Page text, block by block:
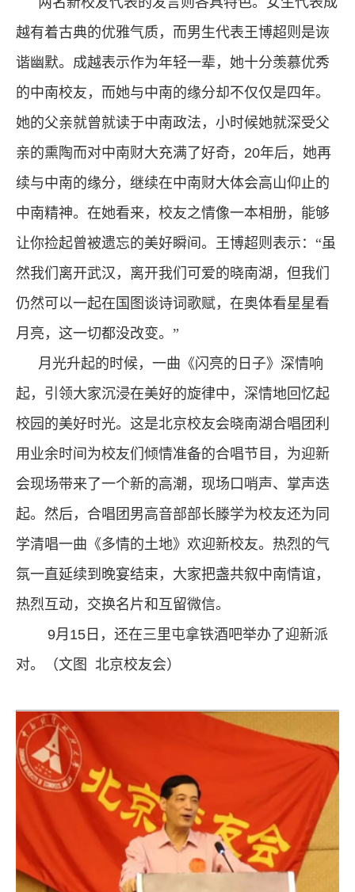
越有着古典的优雅气质，而男生代表王博超则是诙
谐幽默。成越表示作为年轻一辈，她十分羡慕优秀
的中南校友，而她与中南的缘分却不仅仅是四年。
她的父亲就曾就读于中南政法，小时候她就深受父
亲的熏陶而对中南财大充满了好奇， 20年后，她再
续与中南的缘分，继续在中南财大体会高山仰止的
中南精神。在她看来，校友之情像一本相册，能够
让你捡起曾被遗忘的美好瞬间。王博超则表示：“虽
然我们离开武汉，离开我们可爱的晓南湖，但我们
仍然可以一起在国图谈诗词歌赋，在奥体看星星看
月亮，这一切都没改变。”
月光升起的时候，一曲《闪亮的日子》深情响
起，引领大家沉浸在美好的旋律中，深情地回忆起
校园的美好时光。这是北京校友会晓南湖合唱团利
用业余时间为校友们倾情准备的合唱节目，为迎新
会现场带来了一个新的高潮，现场口哨声、掌声迭
起。然后，合唱团男高音部部长滕学为校友还为同
学清唱一曲《多情的土地》欢迎新校友。热烈的气
氛一直延续到晚宴结束，大家把盏共叙中南情谊，
热烈互动，交换名片和互留微信。
9月 15 日，还在三里屯拿铁酒吧举办了迎新派
对。（文图
北京校友会）